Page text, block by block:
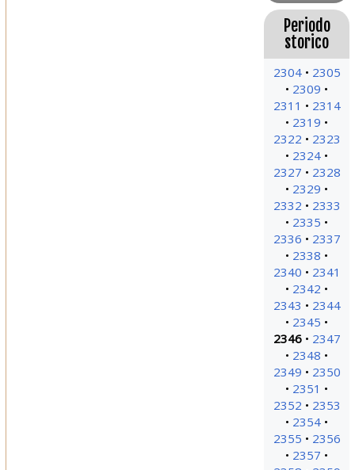
Periodo
storico
2304
2305
2309
2311
2314
2319
2322
2323
2324
2327
2328
2329
2332
2333
2335
2336
2337
2338
2340
2341
2342
2343
2344
2345
2346
2347
2348
2349
2350
2351
2352
2353
2354
2355
2356
2357